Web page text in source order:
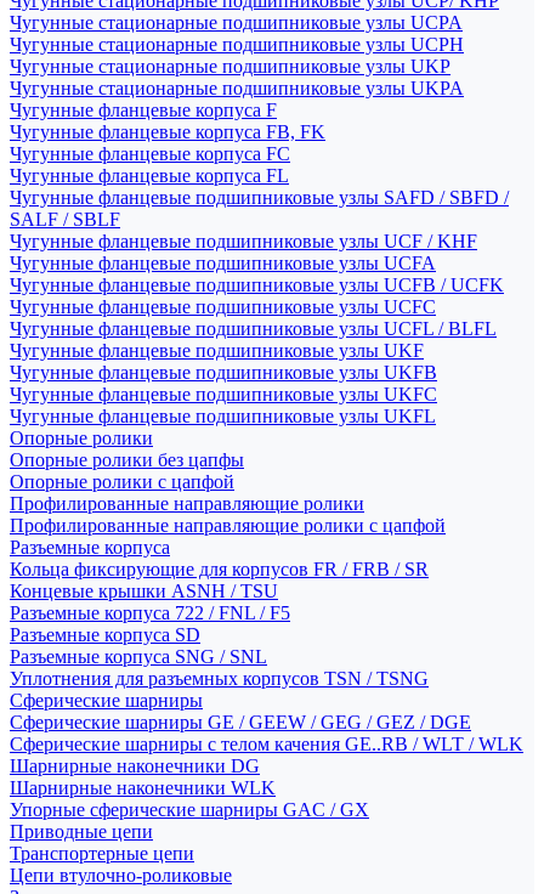
Чугунные стационарные подшипниковые узлы UCPA
Чугунные стационарные подшипниковые узлы UCPH
Чугунные стационарные подшипниковые узлы UKP
Чугунные стационарные подшипниковые узлы UKPA
Чугунные фланцевые корпуса F
Чугунные фланцевые корпуса FB, FK
Чугунные фланцевые корпуса FC
Чугунные фланцевые корпуса FL
Чугунные фланцевые подшипниковые узлы SAFD / SBFD /
SALF / SBLF
Чугунные фланцевые подшипниковые узлы UCF / KHF
Чугунные фланцевые подшипниковые узлы UCFA
Чугунные фланцевые подшипниковые узлы UCFB / UCFK
Чугунные фланцевые подшипниковые узлы UCFC
Чугунные фланцевые подшипниковые узлы UCFL / BLFL
Чугунные фланцевые подшипниковые узлы UKF
Чугунные фланцевые подшипниковые узлы UKFB
Чугунные фланцевые подшипниковые узлы UKFC
Чугунные фланцевые подшипниковые узлы UKFL
Опорные ролики
Опорные ролики без цапфы
Опорные ролики с цапфой
Профилированные направляющие ролики
Профилированные направляющие ролики с цапфой
Разъемные корпуса
Кольца фиксирующие для корпусов FR / FRB / SR
Концевые крышки ASNH / TSU
Разъемные корпуса 722 / FNL / F5
Разъемные корпуса SD
Разъемные корпуса SNG / SNL
Уплотнения для разъемных корпусов TSN / TSNG
Сферические шарниры
Сферические шарниры GE / GEEW / GEG / GEZ / DGE
Сферические шарниры с телом качения GE..RB / WLT / WLK
Шарнирные наконечники DG
Шарнирные наконечники WLK
Упорные сферические шарниры GAC / GX
Приводные цепи
Транспортерные цепи
Цепи втулочно-роликовые